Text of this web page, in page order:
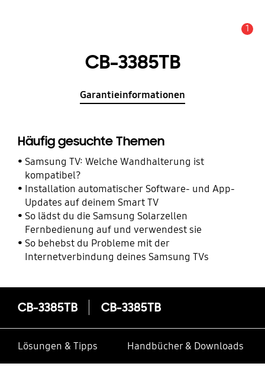
1
CB-3385TB
Garantieinformationen
Häufig gesuchte Themen
Samsung TV: Welche Wandhalterung ist
kompatibel?
Installation automatischer Software- und App-
Updates auf deinem Smart TV
So lädst du die Samsung Solarzellen
Fernbedienung auf und verwendest sie
So behebst du Probleme mit der
Internetverbindung deines Samsung TVs
CB-3385TB CB-3385TB
Lösungen & Tipps Handbücher & Downloads